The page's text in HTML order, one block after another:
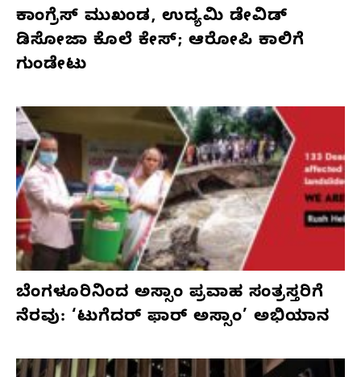
ಕಾಂಗ್ರೆಸ್‌ ಮುಖಂಡ, ಉದ್ಯಮಿ ಡೇವಿಡ್‌
ಡಿಸೋಜಾ ಕೊಲೆ ಕೇಸ್;‌ ಆರೋಪಿ ಕಾಲಿಗೆ
ಗುಂಡೇಟು
ಬೆಂಗಳೂರಿನಿಂದ ಅಸ್ಸಾಂ ಪ್ರವಾಹ ಸಂತ್ರಸ್ತರಿಗೆ
ನೆರವು: ‘ಟುಗೆದರ್ ಫಾರ್ ಅಸ್ಸಾಂ’ ಅಭಿಯಾನ